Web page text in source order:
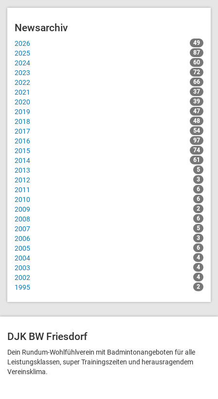
Newsarchiv
2026 49
2025 87
2024 60
2023 72
2022 66
2021 37
2020 39
2019 47
2018 48
2017 54
2016 97
2015 74
2014 61
2013 5
2012 3
2011 6
2010 6
2009 2
2008 6
2007 5
2006 3
2005 6
2004 4
2003 4
2002 4
1995 2
DJK BW Friesdorf
Dein Rundum-Wohlfühlverein mit Badmintonangeboten für alle
Leistungsklassen, super Trainingszeiten und heraus­ragendem
Vereinsklima.